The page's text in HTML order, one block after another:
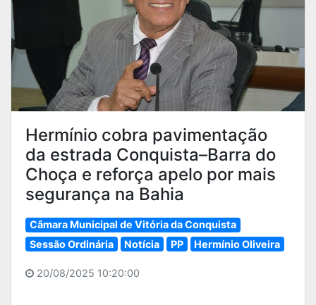
Hermínio cobra pavimentação
da estrada Conquista–Barra do
Choça e reforça apelo por mais
segurança na Bahia
Câmara Municipal de Vitória da Conquista
Sessão Ordinária
Notícia PP Hermínio Oliveira
20/08/2025 10:20:00